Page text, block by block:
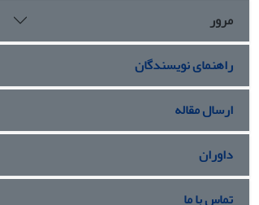
مرور
راهنمای نویسندگان
ارسال مقاله
داوران
تماس با ما